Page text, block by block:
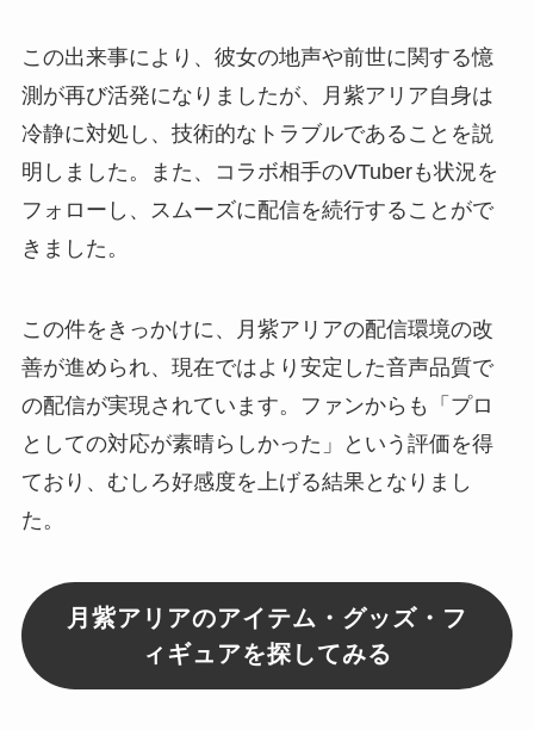
この出来事により、彼女の地声や前世に関する憶
測が再び活発になりましたが、月紫アリア自身は
冷静に対処し、技術的なトラブルであることを説
明しました。また、コラボ相手のVTuberも状況を
フォローし、スムーズに配信を続行することがで
きました。
この件をきっかけに、月紫アリアの配信環境の改
善が進められ、現在ではより安定した音声品質で
の配信が実現されています。ファンからも「プロ
としての対応が素晴らしかった」という評価を得
ており、むしろ好感度を上げる結果となりまし
た。
月紫アリアのアイテム・グッズ・フ
ィギュアを探してみる